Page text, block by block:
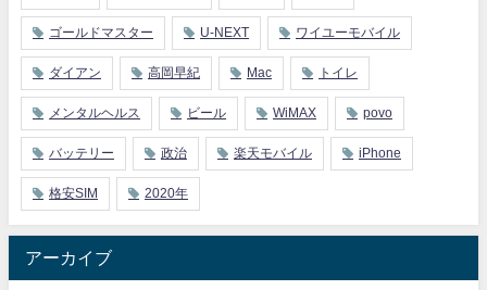
ゴールドマスター U-NEXT ワイユーモバイル
ダイアン 高岡早紀 Mac トイレ
メンタルヘルス ビール WiMAX povo
バッテリー 政治 楽天モバイル iPhone
格安SIM 2020年
アーカイブ